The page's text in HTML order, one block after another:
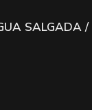
SALGADA /